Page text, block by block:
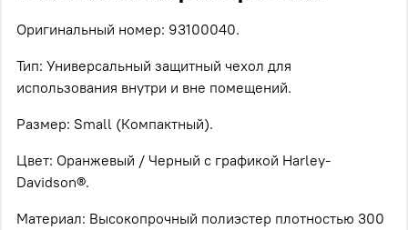
Оригинальный номер: 93100040.
Тип: Универсальный защитный чехол для
использования внутри и вне помещений.
Размер: Small (Компактный).
Цвет: Оранжевый / Черный с графикой Harley-
Davidson®.
Материал: Высокопрочный полиэстер плотностью 300